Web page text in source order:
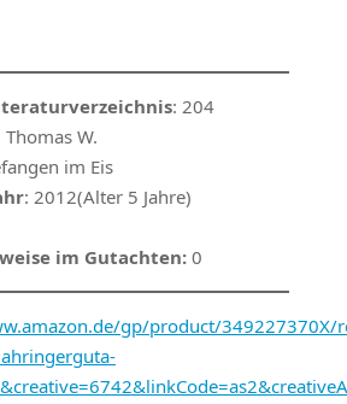
: 204
Thomas W.
im Eis
: 2012(Alter 5 Jahre)
im Gutachten: 0
gp/product/349227370X/